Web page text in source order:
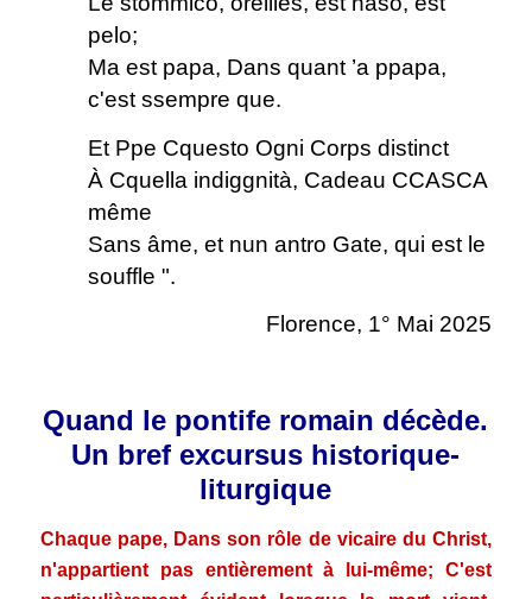
pelo;
Ma est papa, Dans quant ’a ppapa,
c'est ssempre que.
Et Ppe Cquesto Ogni Corps distinct
À Cquella indiggnità, Cadeau CCASCA
même
Sans âme, et nun antro Gate, qui est le
souffle ".
Florence, 1° Mai 2025
Quand le pontife romain décède.
Un bref excursus historique-
liturgique
Chaque pape, Dans son rôle de vicaire du Christ,
n'appartient pas entièrement à lui-même; C'est